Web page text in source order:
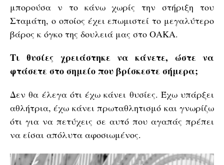
μπορούσα ν το κάνω χωρίς την στήριξη του
Σταμάτη, ο οποίος έχει επωμιστεί το μεγαλύτερο
βάρος κ όγκο της δουλειά μας στο ΟΑΚΑ.
Τι θυσίες χρειάστηκε να κάνετε, ώστε να
φτάσετε στο σημείο που βρίσκεστε σήμερα;
Δεν θα έλεγα ότι έχω κάνει θυσίες. Έχω υπάρξει
αθλήτρια, έχω κάνει πρωταθλητισμό και γνωρίζω
ότι για να πετύχεις σε αυτό που αγαπάς πρέπει
να είσαι απόλυτα αφοσιωμένος.